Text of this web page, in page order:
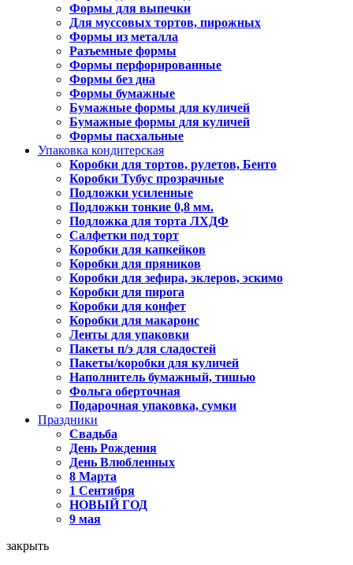
Формы для выпечки
Для муссовых тортов, пирожных
Формы из металла
Разъемные формы
Формы перфорированные
Формы без дна
Формы бумажные
Бумажные формы для куличей
Бумажные формы для куличей
Формы пасхальные
Упаковка кондитерская
Коробки для тортов, рулетов, Бенто
Коробки Тубус прозрачные
Подложки усиленные
Подложки тонкие 0,8 мм.
Подложка для торта ЛХДФ
Салфетки под торт
Коробки для капкейков
Коробки для пряников
Коробки для зефира, эклеров, эскимо
Коробки для пирога
Коробки для конфет
Коробки для макаронс
Ленты для упаковки
Пакеты п/э для сладостей
Пакеты/коробки для куличей
Наполнитель бумажный, тишью
Фольга оберточная
Подарочная упаковка, сумки
Праздники
Свадьба
День Рождения
День Влюбленных
8 Марта
1 Сентября
НОВЫЙ ГОД
9 мая
закрыть